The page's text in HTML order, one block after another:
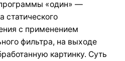
«один» —
статического
с применением
фильтра, на выходе
картинку. Суть